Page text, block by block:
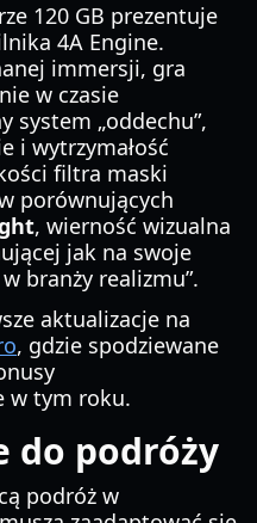
120 GB prezentuje
4A Engine.
immersji, gra
w czasie
system „oddechu”,
i wytrzymałość
filtra maski
porównujących
, wierność wizualna
jak na swoje
branży realizmu”.
aktualizacje na
, gdzie spodziewane
w tym roku.
do podróży
podróż w